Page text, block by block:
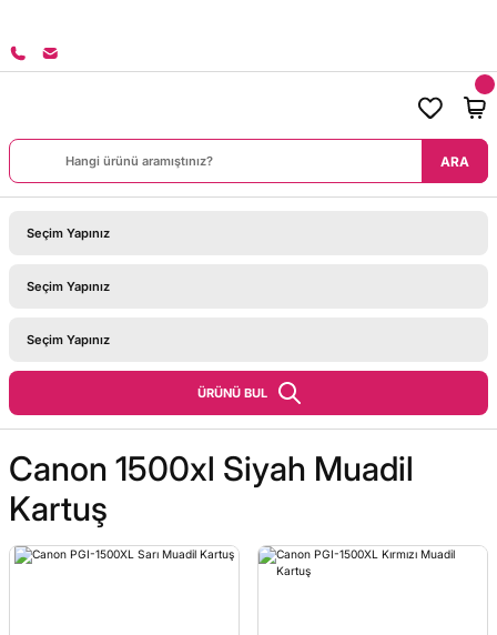
ARA
ÜRÜNÜ BUL
Canon 1500xl Siyah Muadil
Kartuş